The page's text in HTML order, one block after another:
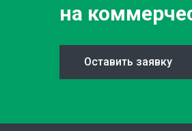
на
Оставить заявку